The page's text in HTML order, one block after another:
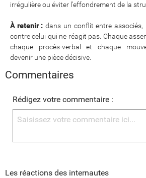
irrégulière ou éviter l’effondrement de la
À retenir : dans un conflit entre associés,
contre celui qui ne réagit pas. Chaque
chaque procès-verbal et chaque
devenir une pièce décisive.
Commentaires
Rédigez votre commentaire :
Les réactions des internautes